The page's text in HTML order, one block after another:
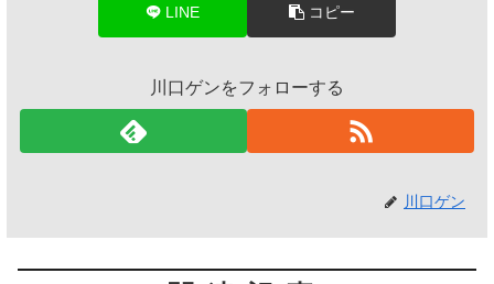
LINE コピー
川口ゲンをフォローする
川口ゲン